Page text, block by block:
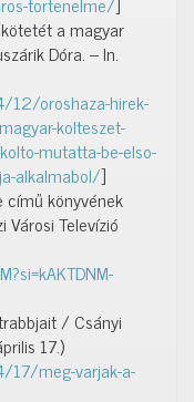
a magyar
Dóra. – In.
oroshaza-hirek-
kolteszet-
mutatta-be-elso-
alkalmabol/]
című könyvének
Televízió
/ Csányi
17.)
meg-varjak-a-